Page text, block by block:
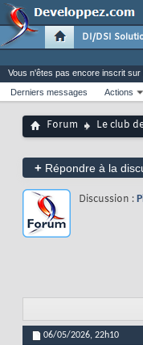
DI/DSI
Vous n'êtes pas encore inscrit
Derniers messages
Actions
Forum Le club
+ Répondre à la
Discussion :
06/05/2026, 22h10